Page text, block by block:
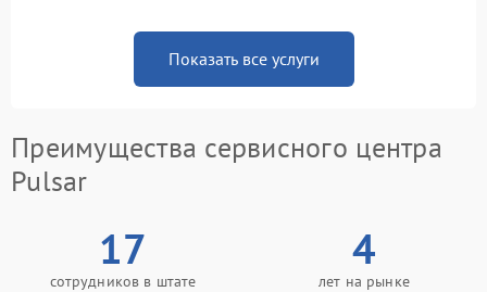
Показать все услуги
Преимущества сервисного центра
Pulsar
17
сотрудников в штате
4
лет на рынке